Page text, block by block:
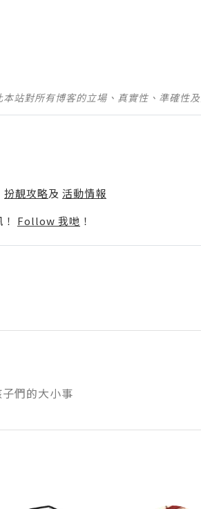
站對所有博客的立場、真實性、準確性
扮靚攻略及 活動情報
Follow 我哋 ！
們的大小事